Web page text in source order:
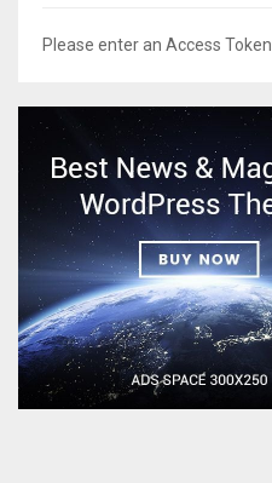
Please enter an Access Token